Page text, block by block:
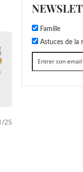
25
Famille
Astuces de la